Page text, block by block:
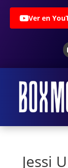
Ver en
Jessi